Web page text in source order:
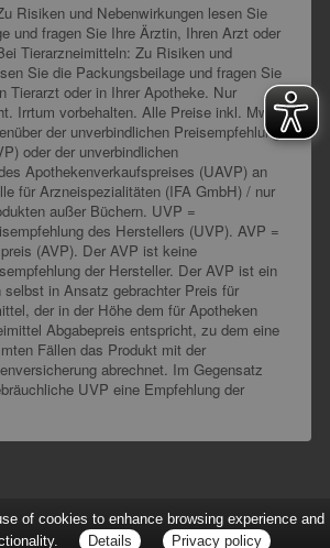
Risiken und Nebenwirkungen lesen Sie
und fragen Sie Ihre Ärztin, Ihren Arzt oder
Tierarzneimitteln: Zu Risiken und
Sie die Packungsbeilage und fragen Sie
Tierarzt oder in Ihrer Apotheke. Nur
Irrtum vorbehalten. Alle Preise inkl. MwSt.
der unverbindlichen Preisempfehlung
oder der unverbindlichen
Apothekenverkaufspreises (UAVP) an
für Arzneispezialitäten (IFA GmbH) / nur
außer Büchern. UVP =
des Herstellers (UVP). AVP =
(AVP). Der AVP ist keine
der Hersteller. Der AVP ist ein
selbst in Ansatz gebrachter Preis für
der in der Höhe dem für Apotheken
Abgabepreis entspricht, zu dem eine
Fällen das Produkt mit der
abrechnet. Im Gegensatz
UVP eine Empfehlung der
of cookies to enhance browsing experience and
Details Privacy policy